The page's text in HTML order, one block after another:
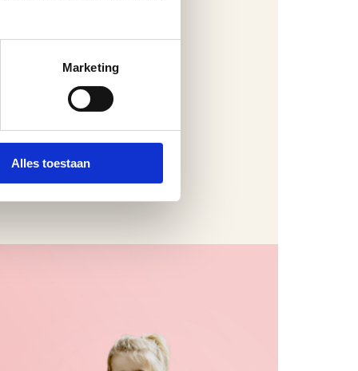
Marketing
Alles toestaan